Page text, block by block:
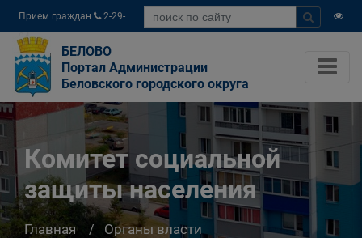
Прием граждан
2-29-
04
БЕЛОВО
Портал Администрации
Беловского городского округа
Комитет социальной
защиты населения
Главная
Органы власти